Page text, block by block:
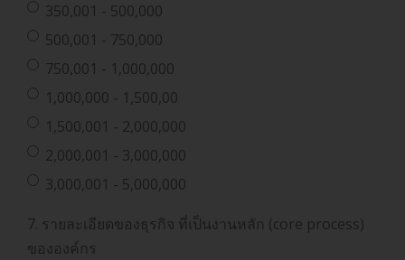
350,001 - 500,000
500,001 - 750,000
750,001 - 1,000,000
1,000,000 - 1,500,00
1,500,001 - 2,000,000
2,000,001 - 3,000,000
3,000,001 - 5,000,000
7. รายละเอียดของธุรกิจ ที่เป็นงานหลัก (core process)
ขององค์กร